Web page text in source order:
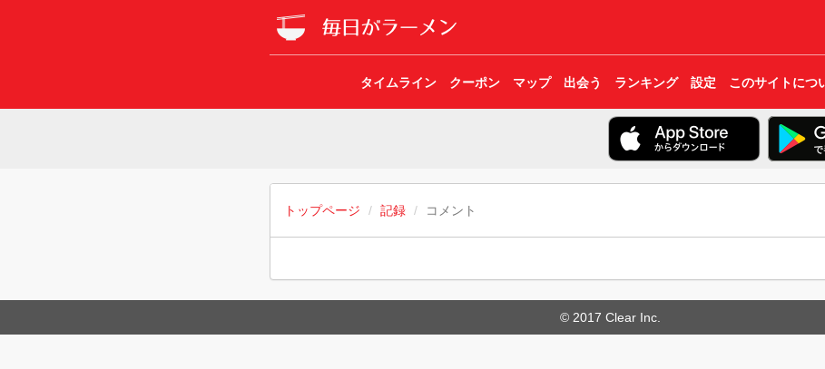
タイムライン クーポン マップ 出会う ランキング 設定 このサイトにつ
トップページ 記録 コメント
© 2017 Clear Inc.